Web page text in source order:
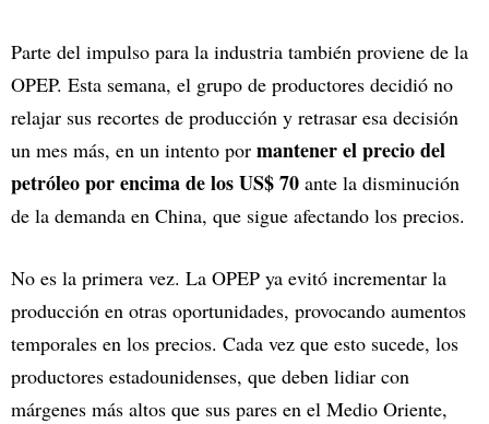
Parte del impulso para la industria también proviene de la
OPEP. Esta semana, el grupo de productores decidió no
relajar sus recortes de producción y retrasar esa decisión
un mes más, en un intento por mantener el precio del
petróleo por encima de los US$ 70 ante la disminución
de la demanda en China, que sigue afectando los precios.
No es la primera vez. La OPEP ya evitó incrementar la
producción en otras oportunidades, provocando aumentos
temporales en los precios. Cada vez que esto sucede, los
productores estadounidenses, que deben lidiar con
márgenes más altos que sus pares en el Medio Oriente,